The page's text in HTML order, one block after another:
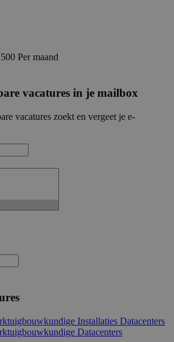
Per maand
vacatures in je mailbox
vacatures zoekt en vergeet je e-
Installaties Datacenters
Datacenters